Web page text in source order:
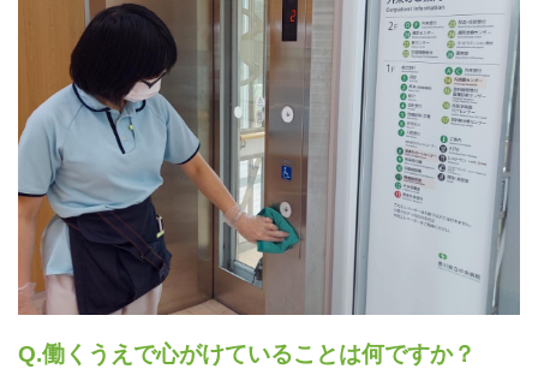
Q.働くうえで心がけていることは何ですか？